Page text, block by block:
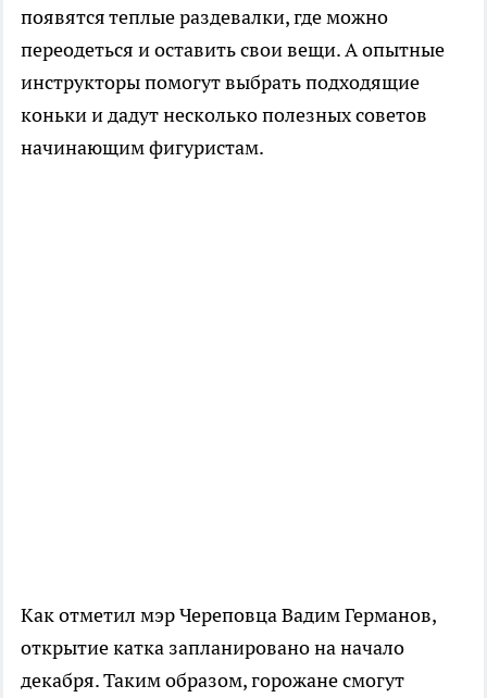
появятся теплые раздевалки, где можно
переодеться и оставить свои вещи. А опытные
инструкторы помогут выбрать подходящие
коньки и дадут несколько полезных советов
начинающим фигуристам.
Как отметил мэр Череповца Вадим Германов,
открытие катка запланировано на начало
декабря. Таким образом, горожане смогут